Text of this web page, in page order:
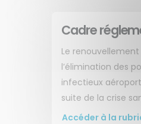
Cadre
Le renouvellement
l’élimination des
infectieux
suite de la crise
Accéder à la